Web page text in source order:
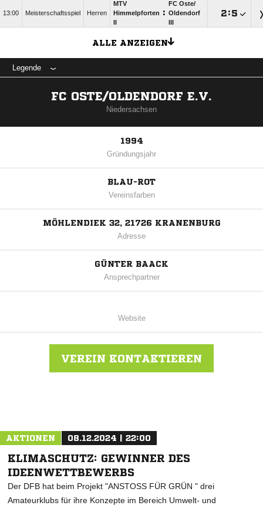
13:00 Meisterschaftsspiel Herren
MTV
Himmelpforten :
FC Oste/​
Oldendorf
:
ALLE ANZEIGEN
Legende
FC OSTE/OLDENDORF E.V.
Niedersachsen
1994
Gründungsjahr
BLAU-ROT
Vereinsfarben
MÖHLENDIEK 32, 21726 KRANENBURG
Adresse
GÜNTER BAACK
Ansprechpartner
Website
VEREIN KONTAKTIEREN
AKTIONEN 08.12.2024 | 22:00
KLIMASCHUTZ: GEWINNER DES
IDEENWETTBEWERBS
Der DFB hat beim Projekt "ANSTOSS FÜR GRÜN " drei
Amateurklubs für ihre Konzepte im Bereich Umwelt- und